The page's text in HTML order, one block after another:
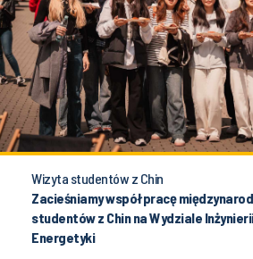
Wizyta studentów z Chin
Zacieśniamy współpracę
studentów z Chin na Wydziale
Energetyki